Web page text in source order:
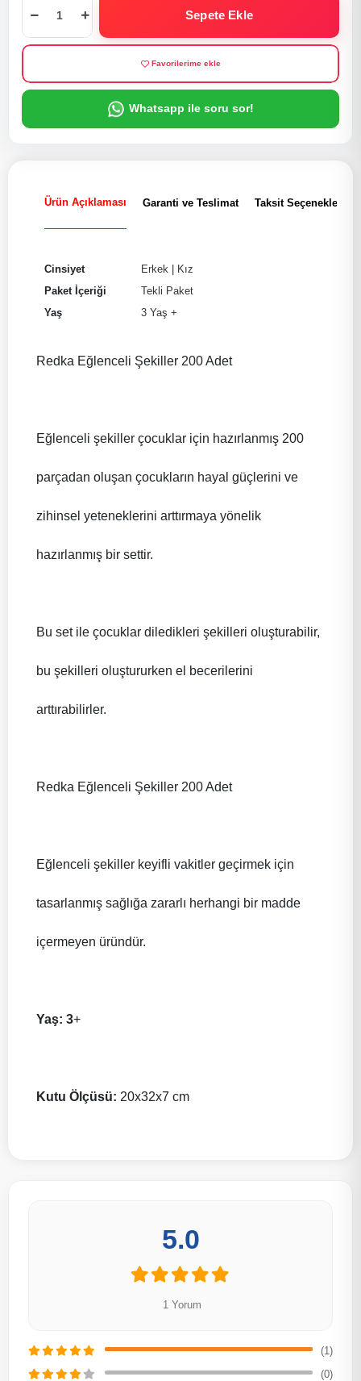
Sepete Ekle
Favorilerime ekle
Whatsapp ile soru sor!
Ürün Açıklaması Garanti ve Teslimat Taksit Seçenekleri
Cinsiyet Erkek | Kız
Paket İçeriği
Tekli Paket
Yaş
3 Yaş +
Redka Eğlenceli Şekiller 200 Adet
Eğlenceli şekiller çocuklar için hazırlanmış 200
parçadan oluşan çocukların hayal güçlerini ve
zihinsel yeteneklerini arttırmaya yönelik
hazırlanmış bir settir.
Bu set ile çocuklar diledikleri şekilleri oluşturabilir,
bu şekilleri oluştururken el becerilerini
arttırabilirler.
Redka Eğlenceli Şekiller 200 Adet
Eğlenceli şekiller keyifli vakitler geçirmek için
tasarlanmış sağlığa zararlı herhangi bir madde
içermeyen üründür.
Yaş: 3+
Kutu Ölçüsü: 20x32x7 cm
5.0
1 Yorum
(1)
(0)